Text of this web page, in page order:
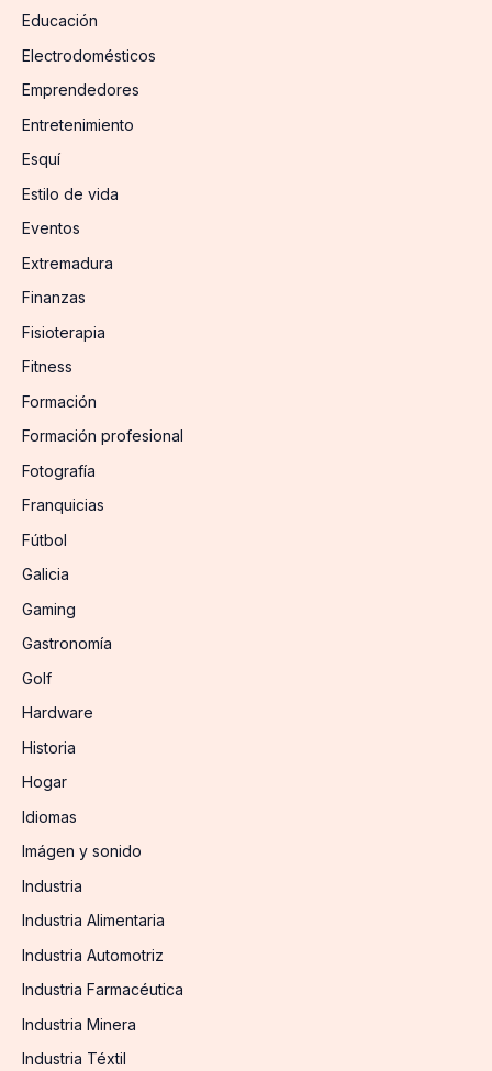
Educación
Electrodomésticos
Emprendedores
Entretenimiento
Esquí
Estilo de vida
Eventos
Extremadura
Finanzas
Fisioterapia
Fitness
Formación
Formación profesional
Fotografía
Franquicias
Fútbol
Galicia
Gaming
Gastronomía
Golf
Hardware
Historia
Hogar
Idiomas
Imágen y sonido
Industria
Industria Alimentaria
Industria Automotriz
Industria Farmacéutica
Industria Minera
Industria Téxtil